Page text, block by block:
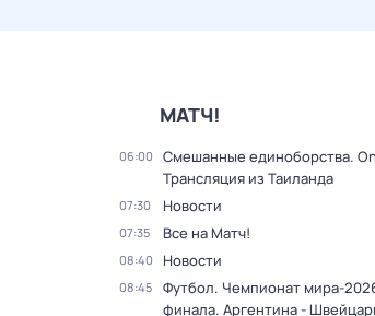
МАТЧ!
06:00
Смешанные единоборства.
Трансляция из Таиланда
07:30 Новости
07:35 Все на Матч!
08:40 Новости
08:45
Футбол. Чемпионат мира-
финала. Аргентина -